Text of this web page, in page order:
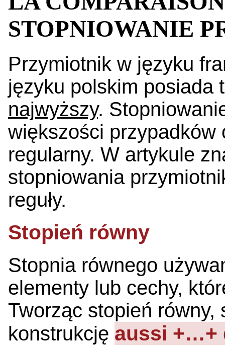
STOPNIOWANIE
Przymiotnik w języku
języku polskim posiada
najwyższy.
większości
regularny. W artykule
stopniowania
reguły.
Stopień równy
Stopnia równego
elementy lub cechy,
Tworząc stopień
konstrukcję aussi +…+